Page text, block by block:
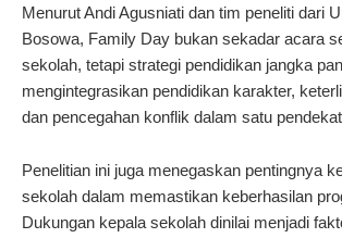
Menurut Andi Agusniati dan tim peneliti dari
Bosowa, Family Day bukan sekadar acara
sekolah, tetapi strategi pendidikan jangka
mengintegrasikan pendidikan karakter,
dan pencegahan konflik dalam satu
Penelitian ini juga menegaskan pentingnya
sekolah dalam memastikan keberhasilan
Dukungan kepala sekolah dinilai menjadi